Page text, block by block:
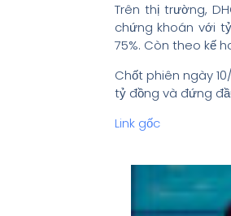
Trên thị trường,
chứng khoán với
75%. Còn theo kế
Chốt phiên ngày
tỷ đồng và đứng
Link gốc